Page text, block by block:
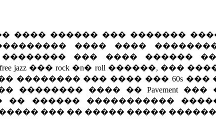
��� ���� ������ ��� �������
���� ����
��� ���� ������ ���
jazz ��� rock �n� roll ������, ���
�������� ��� ���� ��� 60s
�������� ���� �� Pavement
�� ������ �����������
��� �� ����� ����� �������